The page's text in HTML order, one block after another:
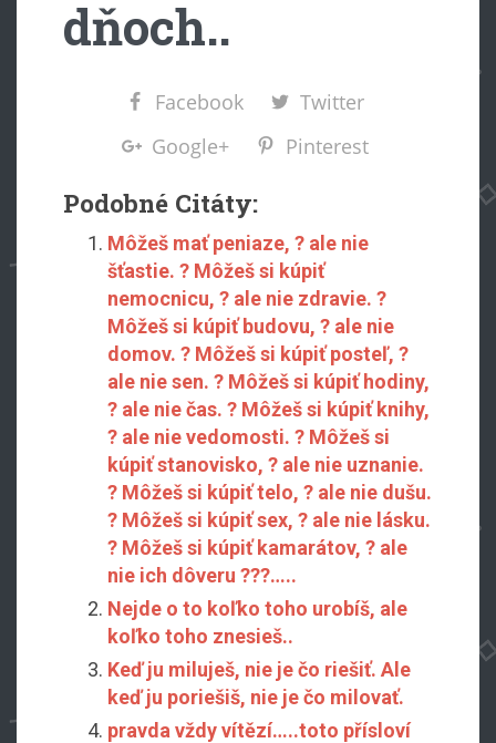
dňoch..
Facebook
Twitter
Google+
Pinterest
Podobné Citáty:
Môžeš mať peniaze, ? ale nie
šťastie. ? Môžeš si kúpiť
nemocnicu, ? ale nie zdravie. ?
Môžeš si kúpiť budovu, ? ale nie
domov. ? Môžeš si kúpiť posteľ, ?
ale nie sen. ? Môžeš si kúpiť hodiny,
? ale nie čas. ? Môžeš si kúpiť knihy,
? ale nie vedomosti. ? Môžeš si
kúpiť stanovisko, ? ale nie uznanie.
? Môžeš si kúpiť telo, ? ale nie dušu.
? Môžeš si kúpiť sex, ? ale nie lásku.
? Môžeš si kúpiť kamarátov, ? ale
nie ich dôveru ???…..
Nejde o to koľko toho urobíš, ale
koľko toho znesieš..
Keď ju miluješ, nie je čo riešiť. Ale
keď ju poriešiš, nie je čo milovať.
pravda vždy vítězí…..toto přísloví